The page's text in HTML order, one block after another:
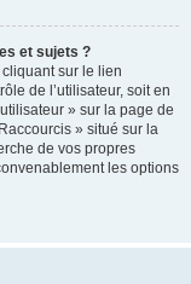
et sujets ?
sur le lien
de l’utilisateur, soit en
» sur la page de
» situé sur la
de vos propres
les options